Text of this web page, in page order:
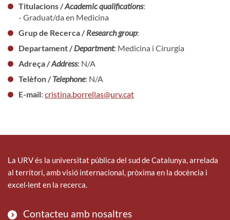
Titulacions /Academic qualifications:
- Graduat/da en Medicina
Grup de Recerca /Research group:
Departament /Department: Medicina i Cirurgia
Adreça /Address: N/A
Telèfon /Telephone: N/A
E-mail: cristina.borrellas@urv.cat
La URV és la universitat pública del sud de Catalunya, arrelada
al territori, amb visió internacional, pròxima en la docència i
excel·lent en la recerca.
Contacteu amb nosaltres